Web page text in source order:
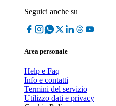
Seguici anche su
Area personale
Help e Faq
Info e contatti
Termini del servizio
Utilizzo dati e privacy